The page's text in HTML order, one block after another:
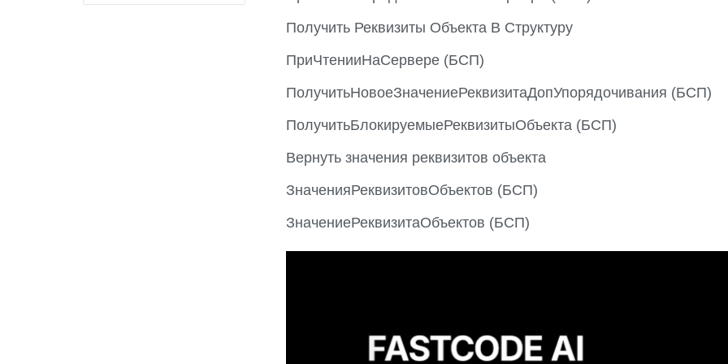
Получить Реквизиты Объекта В Структуру
ПриЧтенииНаСервере (БСП)
ПолучитьНовоеЗначениеРеквизитаДопУпорядочивания (БСП)
ПолучитьБлокируемыеРеквизитыОбъекта (БСП)
Вернуть значения реквизитов объекта
ЗначенияРеквизитовОбъектов (БСП)
ЗначениеРеквизитаОбъектов (БСП)